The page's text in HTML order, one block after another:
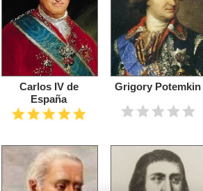
Carlos IV de
España
Grigory Potemkin